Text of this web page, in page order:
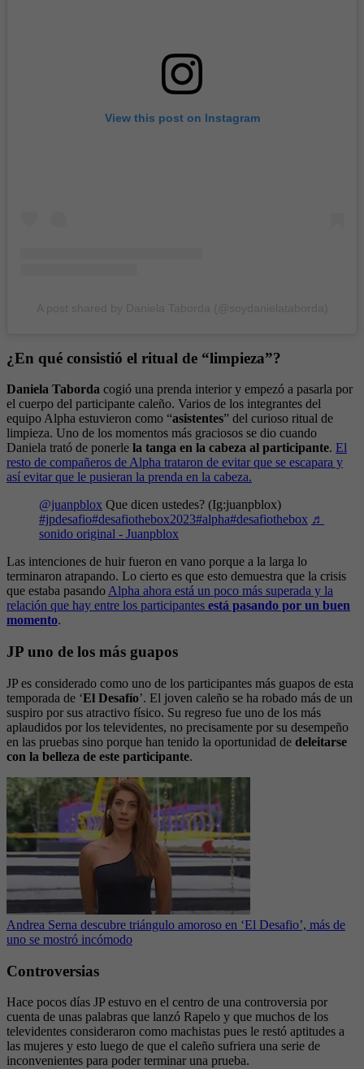
View this post on Instagram
¿En qué consistió el ritual de “limpieza”?
Daniela Taborda cogió una prenda interior y empezó a pasarla por
el cuerpo del participante caleño. Varios de los integrantes del
equipo Alpha estuvieron como “asistentes” del curioso ritual de
limpieza. Uno de los momentos más graciosos se dio cuando
Daniela trató de ponerle la tanga en la cabeza al participante. El
resto de compañeros de Alpha trataron de evitar que se escapara y
así evitar que le pusieran la prenda en la cabeza.
@juanpblox Que dicen ustedes? (Ig:juanpblox)
#jpdesafio#desafiothebox2023#alpha#desafiothebox ♬
sonido original - Juanpblox
Las intenciones de huir fueron en vano porque a la larga lo
terminaron atrapando. Lo cierto es que esto demuestra que la crisis
que estaba pasando Alpha ahora está un poco más superada y la
relación que hay entre los participantes está pasando por un buen
momento.
JP uno de los más guapos
JP es considerado como uno de los participantes más guapos de esta
temporada de ‘El Desafío’. El joven caleño se ha robado más de un
suspiro por sus atractivo físico. Su regreso fue uno de los más
aplaudidos por los televidentes, no precisamente por su desempeño
en las pruebas sino porque han tenido la oportunidad de deleitarse
con la belleza de este participante.
Andrea Serna descubre triángulo amoroso en ‘El Desafio’, más de
uno se mostró incómodo
Controversias
Hace pocos días JP estuvo en el centro de una controversia por
cuenta de unas palabras que lanzó Rapelo y que muchos de los
televidentes consideraron como machistas pues le restó aptitudes a
las mujeres y esto luego de que el caleño sufriera una serie de
inconvenientes para poder terminar una prueba.